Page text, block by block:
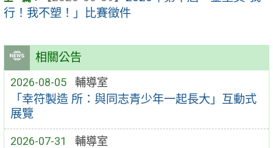
相關公告
2026-08-05 輔導室
「幸符製造 所：與同志青少年一起長大」互動式
展覽
2026-07-31 輔導室
行！我不塑！」比賽徵件